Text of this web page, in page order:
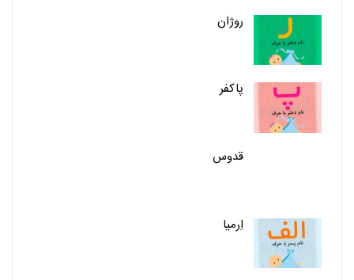
روژان
پاکفر
قدوس
اِرمیا